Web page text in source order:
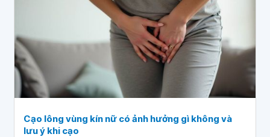
Cạo lông vùng kín nữ có ảnh hưởng gì không và
lưu ý khi cạo